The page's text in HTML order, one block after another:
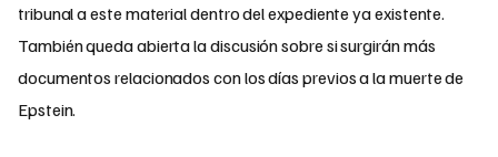
tribunal a este material dentro del expediente ya existente.
También queda abierta la discusión sobre si surgirán más
documentos relacionados con los días previos a la muerte de
Epstein.